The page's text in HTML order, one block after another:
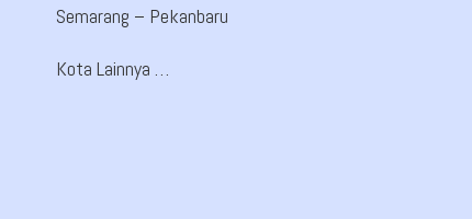
Semarang – Pekanbaru
Kota Lainnya …